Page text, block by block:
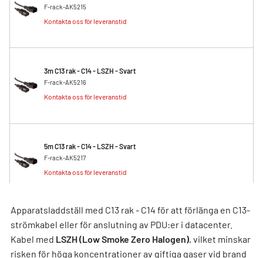
F-rack-AK5215
Kontakta oss för leveranstid
3m C13 rak - C14 - LSZH - Svart
F-rack-AK5216
Kontakta oss för leveranstid
5m C13 rak - C14 - LSZH - Svart
F-rack-AK5217
Kontakta oss för leveranstid
Apparatsladdställ med C13 rak - C14 för att förlänga en C13-
strömkabel eller för anslutning av PDU:er i datacenter.
Kabel med LSZH (Low Smoke Zero Halogen), vilket minskar
risken för höga koncentrationer av giftiga gaser vid brand